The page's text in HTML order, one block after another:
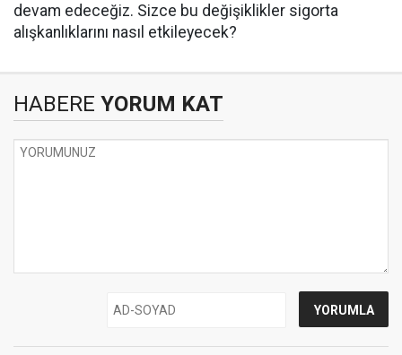
devam edeceğiz. Sizce bu değişiklikler sigorta
alışkanlıklarını nasıl etkileyecek?
HABERE YORUM KAT